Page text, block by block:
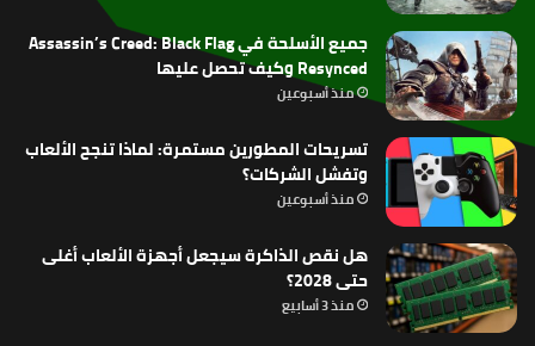
جميع الأسلحة في Assassin’s Creed: Black Flag
Resynced وكيف تحصل عليها
منذ أسبوعين
تسريحات المطورين مستمرة: لماذا تنجح الألعاب
وتفشل الشركات؟
منذ أسبوعين
هل نقص الذاكرة سيجعل أجهزة الألعاب أغلى
حتى 2028؟
منذ 3 أسابيع